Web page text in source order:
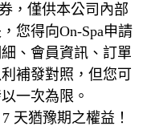
，僅供本公司內部
您得向On-Spa申請
、會員資訊、訂單
補發對照，但您可
一次為限。
天猶豫期之權益！